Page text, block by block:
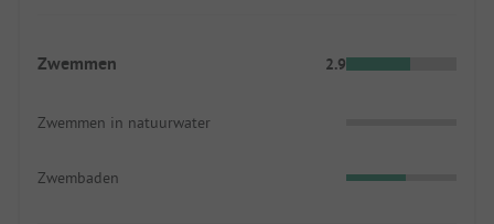
Zwemmen 2.9
Zwemmen in natuurwater
Zwembaden